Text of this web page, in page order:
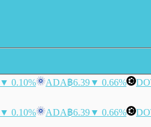
▼ 0.10% ADA฿6.39▼ 0.66%
▼ 0.10% ADA฿6.39▼ 0.66%